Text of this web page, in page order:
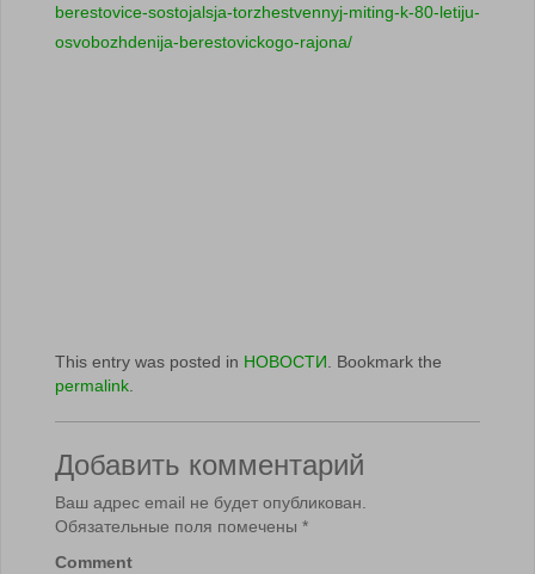
berestovice-sostojalsja-torzhestvennyj-miting-k-80-letiju-
osvobozhdenija-berestovickogo-rajona/
This entry was posted in НОВОСТИ. Bookmark the
permalink.
Добавить комментарий
Ваш адрес email не будет опубликован.
Обязательные поля помечены *
Comment